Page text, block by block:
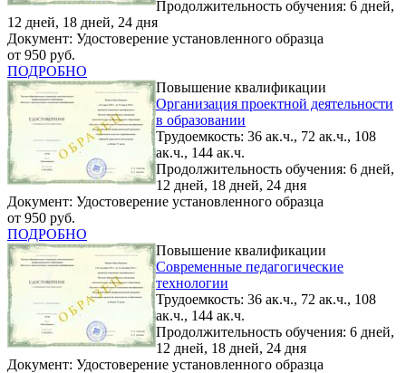
Продолжительность обучения: 6 дней,
12 дней, 18 дней, 24 дня
Документ: Удостоверение установленного образца
от 950 руб.
ПОДРОБНО
Повышение квалификации
Организация проектной деятельности
в образовании
Трудоемкость: 36 ак.ч., 72 ак.ч., 108
ак.ч., 144 ак.ч.
Продолжительность обучения: 6 дней,
12 дней, 18 дней, 24 дня
Документ: Удостоверение установленного образца
от 950 руб.
ПОДРОБНО
Повышение квалификации
Современные педагогические
технологии
Трудоемкость: 36 ак.ч., 72 ак.ч., 108
ак.ч., 144 ак.ч.
Продолжительность обучения: 6 дней,
12 дней, 18 дней, 24 дня
Документ: Удостоверение установленного образца